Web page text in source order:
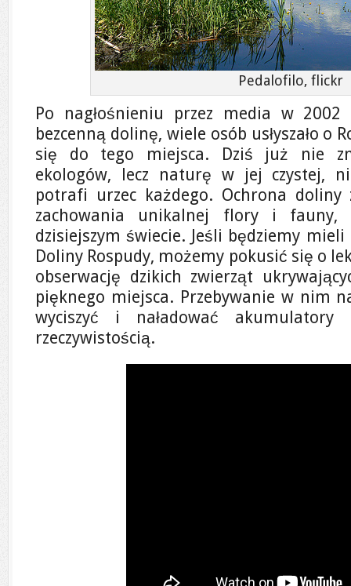
Pedalofilo, flickr
Po nagłośnieniu przez media w
bezcenną dolinę, wiele osób usłyszało o
się do tego miejsca. Dziś już nie
ekologów, lecz naturę w jej czystej,
potrafi urzec każdego. Ochrona doliny
zachowania unikalnej flory i
dzisiejszym świecie. Jeśli będziemy
Doliny Rospudy, możemy pokusić się o
obserwację dzikich zwierząt
pięknego miejsca. Przebywanie w nim
wyciszyć i naładować
rzeczywistością.